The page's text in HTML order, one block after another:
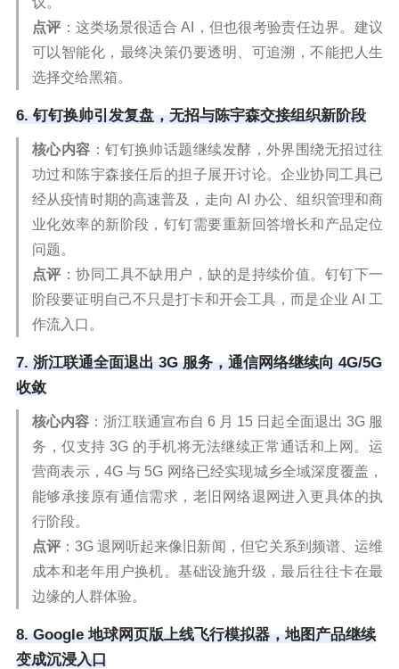
点评 ：这类场景很适合 AI，但也很考验责任边界。建议
可以智能化，最终决策仍要透明、可追溯，不能把人生
选择交给黑箱。
6. 钉钉换帅引发复盘，无招与陈宇森交接组织新阶段
核心内容 ：钉钉换帅话题继续发酵，外界围绕无招过往
功过和陈宇森接任后的担子展开讨论。企业协同工具已
经从疫情时期的高速普及，走向 AI 办公、组织管理和商
业化效率的新阶段，钉钉需要重新回答增长和产品定位
问题。
点评 ：协同工具不缺用户，缺的是持续价值。钉钉下一
阶段要证明自己不只是打卡和开会工具，而是企业 AI 工
作流入口。
7. 浙江联通全面退出 3G 服务，通信网络继续向 4G/5G
收敛
核心内容 ：浙江联通宣布自 6 月 15 日起全面退出 3G 服
务，仅支持 3G 的手机将无法继续正常通话和上网。运
营商表示，4G 与 5G 网络已经实现城乡全域深度覆盖，
能够承接原有通信需求，老旧网络退网进入更具体的执
行阶段。
点评 ：3G 退网听起来像旧新闻，但它关系到频谱、运维
成本和老年用户换机。基础设施升级，最后往往卡在最
边缘的人群体验。
8. Google 地球网页版上线飞行模拟器，地图产品继续
变成沉浸入口